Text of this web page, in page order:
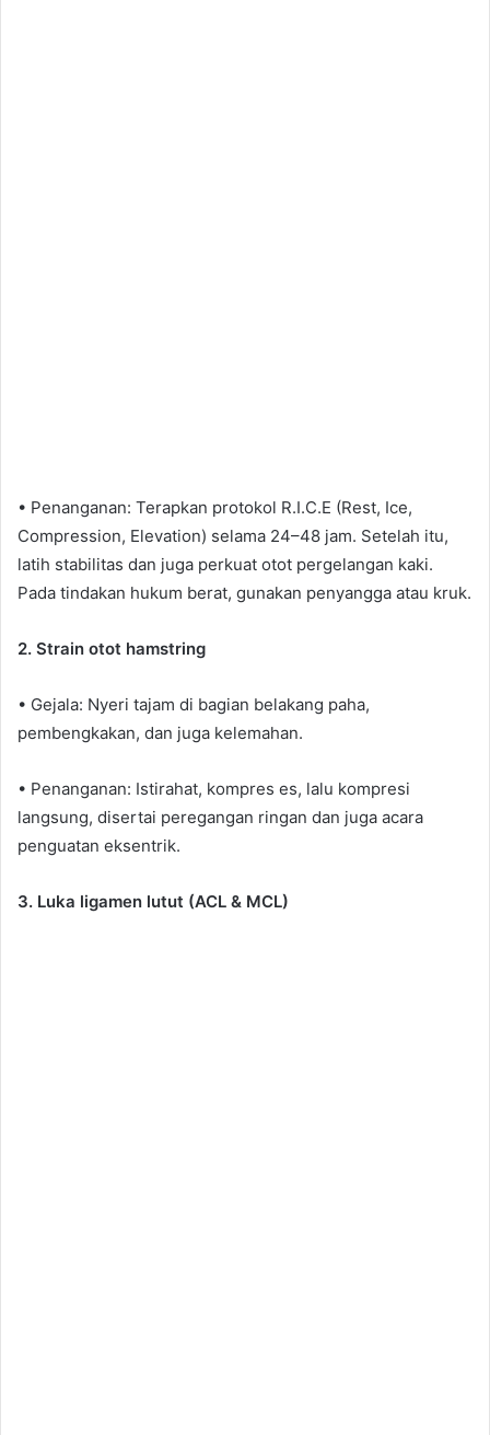
• Penanganan: Terapkan protokol R.I.C.E (Rest, Ice,
Compression, Elevation) selama 24–48 jam. Setelah itu,
latih stabilitas dan juga perkuat otot pergelangan kaki.
Pada tindakan hukum berat, gunakan penyangga atau kruk.
2. Strain otot hamstring
• Gejala: Nyeri tajam di bagian belakang paha,
pembengkakan, dan juga kelemahan.
• Penanganan: Istirahat, kompres es, lalu kompresi
langsung, disertai peregangan ringan dan juga acara
penguatan eksentrik.
3. Luka ligamen lutut (ACL & MCL)